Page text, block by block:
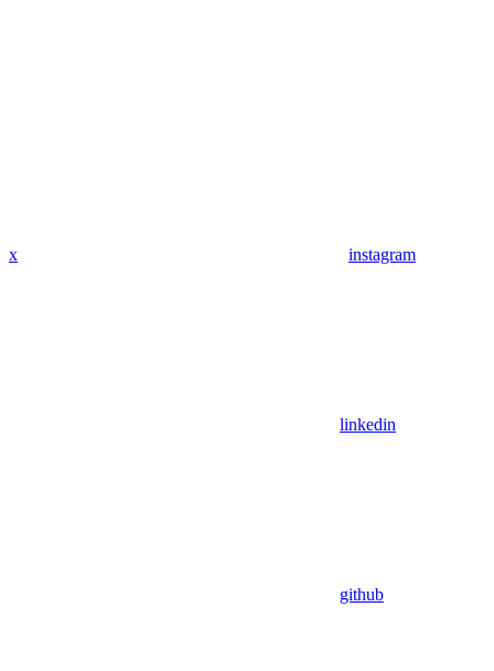
x instagram
linkedin
github